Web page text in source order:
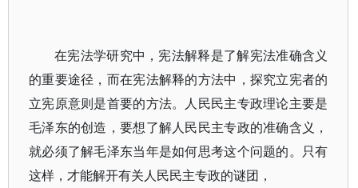
在宪法学研究中，宪法解释是了解宪法准确含义
的重要途径，而在宪法解释的方法中，探究立宪者的
立宪原意则是首要的方法。人民民主专政理论主要是
毛泽东的创造，要想了解人民民主专政的准确含义，
就必须了解毛泽东当年是如何思考这个问题的。只有
这样，才能解开有关人民民主专政的谜团，